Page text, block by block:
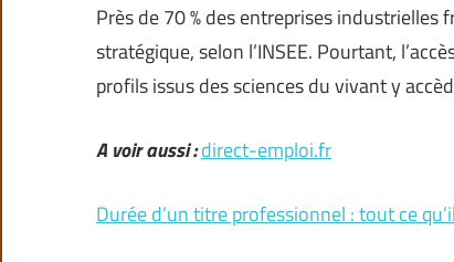
Près de 70 % des entreprises
stratégique, selon l’INSEE. Pourtant,
profils issus des sciences du vivant y
A voir aussi :direct-emploi.fr
Durée d’un titre professionnel : tout ce